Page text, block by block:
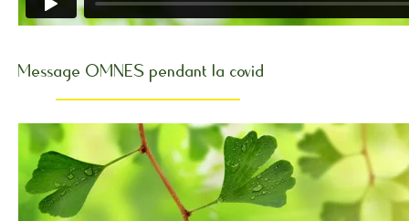
Message OMNES pendant la covid